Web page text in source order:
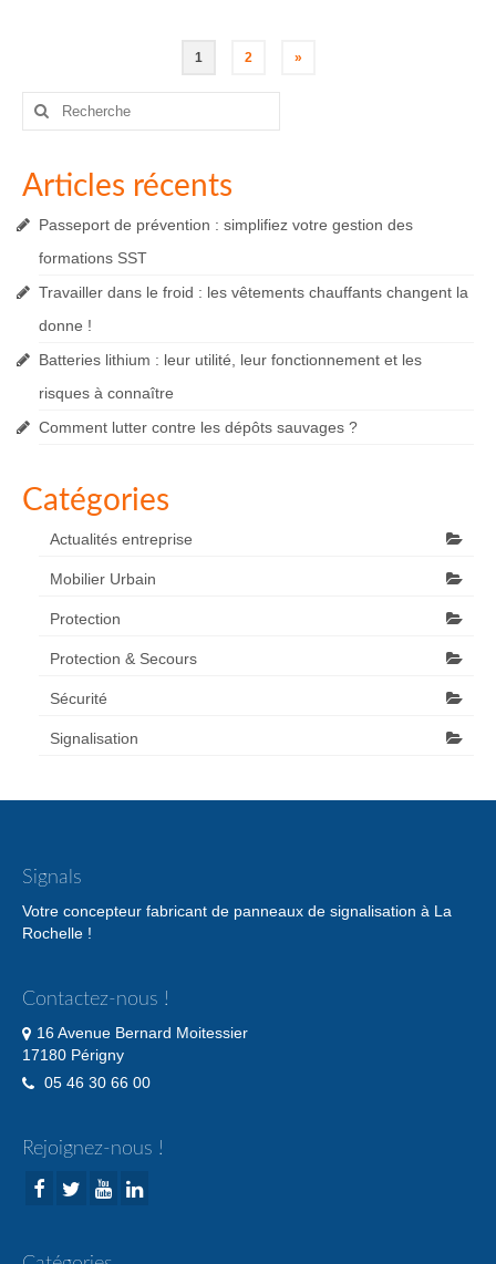
des
1 2 »
Rechercher
Articles récents
Passeport de prévention : simplifiez votre gestion des
formations SST
Travailler dans le froid : les vêtements chauffants changent la
donne !
Batteries lithium : leur utilité, leur fonctionnement et les
risques à connaître
Comment lutter contre les dépôts sauvages ?
Catégories
Actualités entreprise
Mobilier Urbain
Protection
Protection & Secours
Sécurité
Signalisation
Signals
Votre concepteur fabricant de panneaux de signalisation à La
Rochelle !
Contactez-nous !
16 Avenue Bernard Moitessier
17180 Périgny
05 46 30 66 00
Rejoignez-nous !